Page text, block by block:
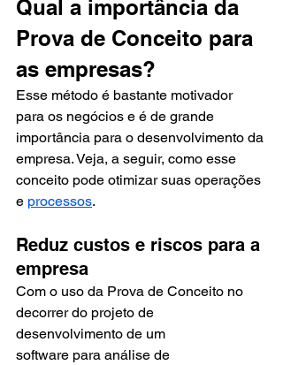
Qual a importância da
Prova de Conceito para
as empresas?
Esse método é bastante motivador
para os negócios e é de grande
importância para o desenvolvimento da
empresa. Veja, a seguir, como esse
conceito pode otimizar suas operações
e processos.
Reduz custos e riscos para a
empresa
Com o uso da Prova de Conceito no
decorrer do projeto de
desenvolvimento de um
software para análise de